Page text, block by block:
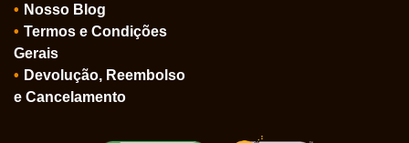
Nosso Blog
Termos e Condições
Gerais
Devolução, Reembolso
e Cancelamento